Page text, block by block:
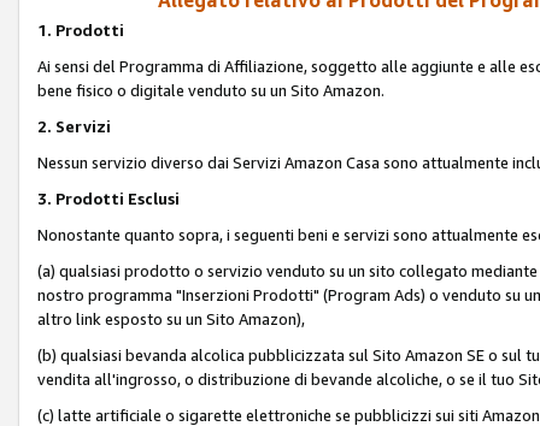
1. Prodotti
Ai sensi del Programma di Affiliazione, soggetto alle aggiunte e alle
bene fisico o digitale venduto su un Sito Amazon.
2. Servizi
Nessun servizio diverso dai Servizi Amazon Casa sono attualmente
3. Prodotti Esclusi
Nonostante quanto sopra, i seguenti beni e servizi sono attualmente
(a) qualsiasi prodotto o servizio venduto su un sito collegato
nostro programma "Inserzioni Prodotti" (Program Ads) o venduto su
altro link esposto su un Sito Amazon),
(b) qualsiasi bevanda alcolica pubblicizzata sul Sito Amazon SE o sul
vendita all'ingrosso, o distribuzione di bevande alcoliche, o se il tuo
(c) latte artificiale o sigarette elettroniche se pubblicizzi sui siti Amazon